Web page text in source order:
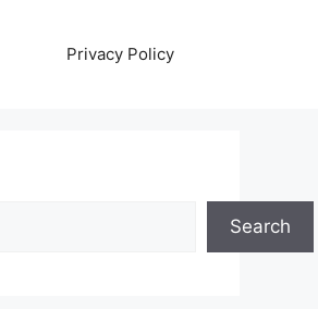
Privacy Policy
Search